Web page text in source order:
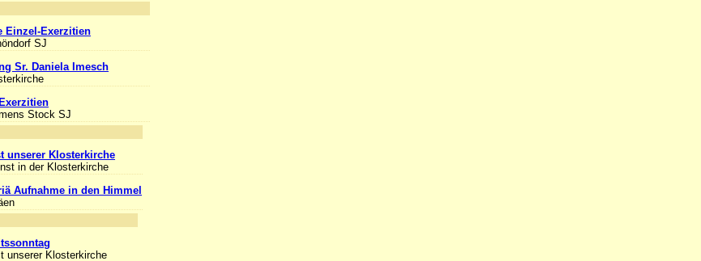
Einzel-Exerzitien
SJ
Sr. Daniela Imesch
Stock SJ
unserer Klosterkirche
in der Klosterkirche
Aufnahme in den Himmel
unserer Klosterkirche